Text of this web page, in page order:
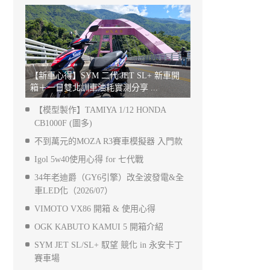
【新車心得】SYM 二代 JET SL+ 新車開
箱＋一日雙北訓車油耗實測分享 ...
【模型製作】TAMIYA 1/12 HONDA
CB1000F (圖多)
不到萬元的MOZA R3賽車模擬器 入門款
Igol 5w40使用心得 for 七代戰
34年老迪爵（GY6引擎）改全波發電&全
車LED化（2026/07）
VIMOTO VX86 開箱 & 使用心得
OGK KABUTO KAMUI 5 開箱介紹
SYM JET SL/SL+ 馭望 競化 in 永安卡丁
賽車場